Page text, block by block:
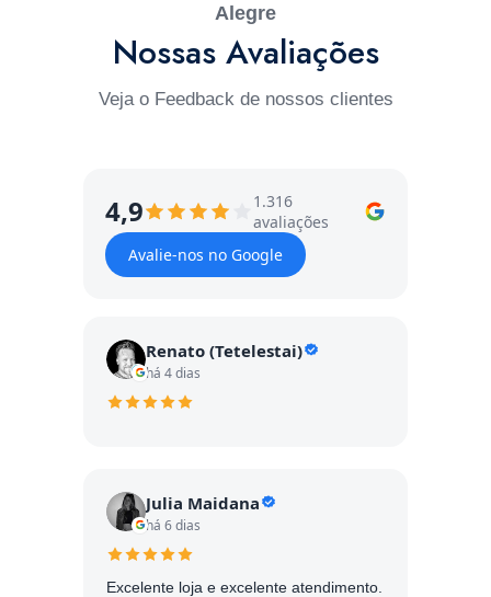
Alegre
Nossas Avaliações
Veja o Feedback de nossos clientes
4,9
1.316
avaliações
Avalie-nos no Google
Renato (Tetelestai)
há 4 dias
Julia Maidana
há 6 dias
Excelente loja e excelente atendimento.